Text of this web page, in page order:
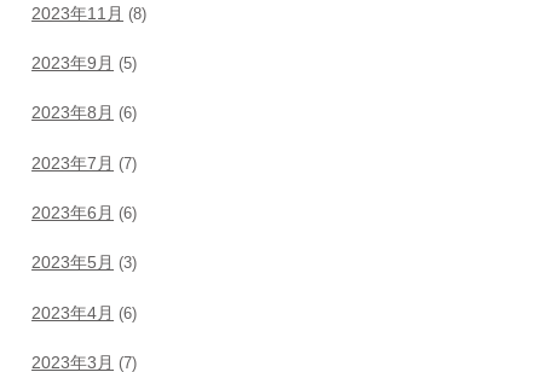
2023年11月 (8)
2023年9月 (5)
2023年8月 (6)
2023年7月 (7)
2023年6月 (6)
2023年5月 (3)
2023年4月 (6)
2023年3月 (7)